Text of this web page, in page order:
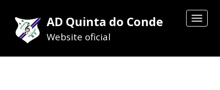
Toggle
AD Quinta do Conde
Website oficial